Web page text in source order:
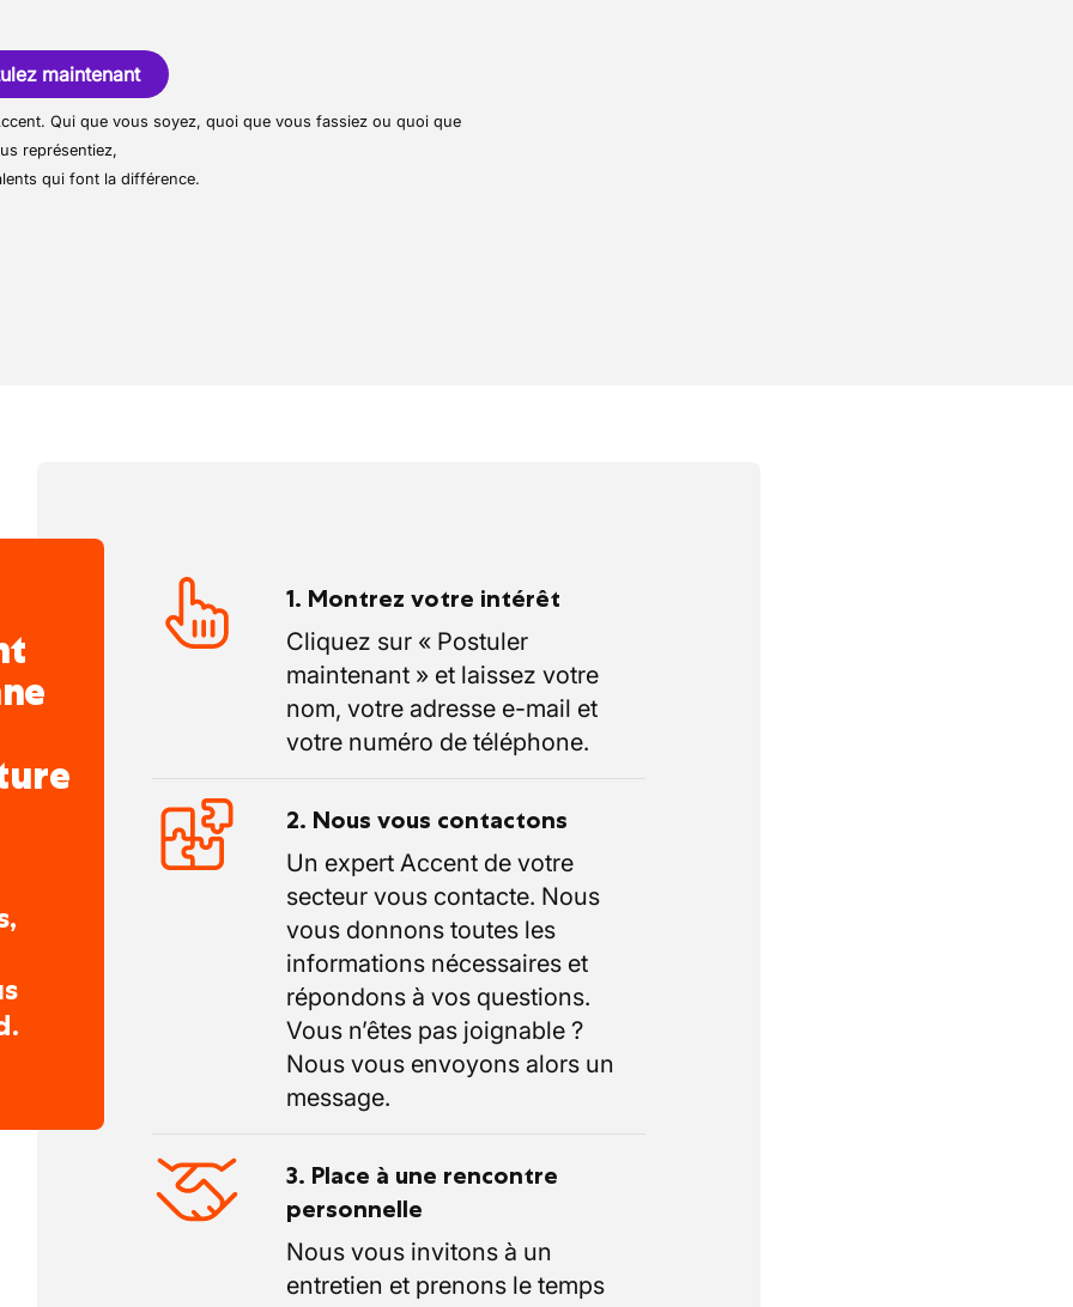
réparation, isolation, zinguerie et
réalisé avec soin, en utilisant des
aux besoins spécifiques de chaque
maintenant
Qui que vous soyez, quoi que vous fassiez ou quoi que
représentiez,
qui font la différence.
1. Montrez votre intérêt
Cliquez sur « Postuler
maintenant » et laissez votre
nom, votre adresse e-mail et
votre numéro de téléphone.
2. Nous vous contactons
Un expert Accent de votre
secteur vous contacte. Nous
vous donnons toutes les
informations nécessaires et
répondons à vos questions.
Vous n’êtes pas joignable ?
Nous vous envoyons alors un
message.
3. Place à une rencontre
personnelle
Nous vous invitons à un
entretien et prenons le temps